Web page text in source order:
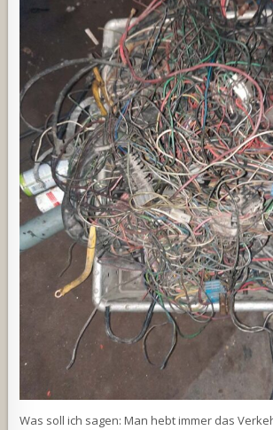
Was soll ich sagen: Man hebt immer das